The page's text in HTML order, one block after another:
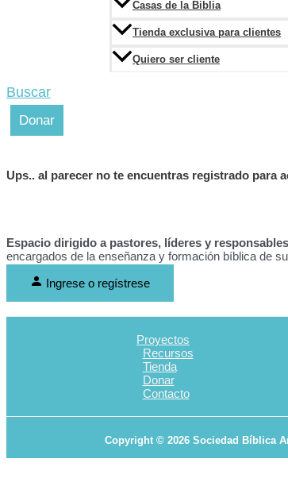
Casas de la Biblia
Tienda exclusiva para clientes
Quiero ser cliente
Buscar
Donar
Ups.. al parecer no te encuentras registrado para
Espacio dirigido a pastores, líderes y
encargados de la enseñanza y formación bíblica de
Ingrese o regístrese
Proyectos
Recursos
Tienda
Donar
Contacto
Copyright © 2026 Sociedad Bíblica